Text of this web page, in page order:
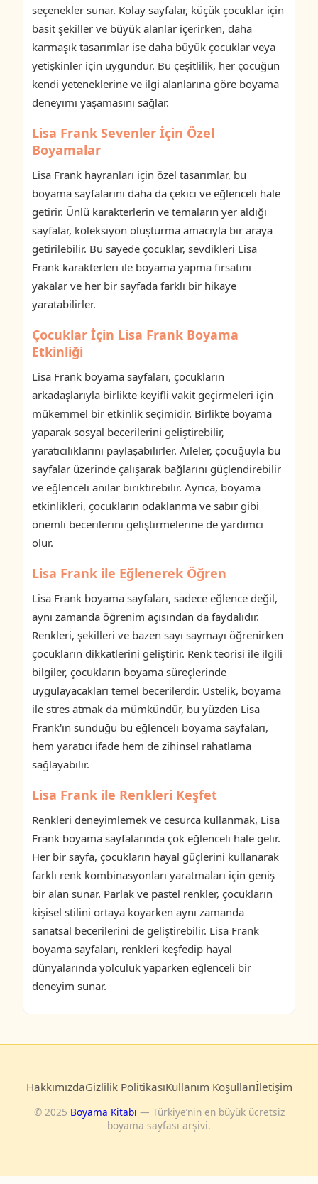
seçenekler sunar. Kolay sayfalar, küçük çocuklar için
basit şekiller ve büyük alanlar içerirken, daha
karmaşık tasarımlar ise daha büyük çocuklar veya
yetişkinler için uygundur. Bu çeşitlilik, her çocuğun
kendi yeteneklerine ve ilgi alanlarına göre boyama
deneyimi yaşamasını sağlar.
Lisa Frank Sevenler İçin Özel
Boyamalar
Lisa Frank hayranları için özel tasarımlar, bu
boyama sayfalarını daha da çekici ve eğlenceli hale
getirir. Ünlü karakterlerin ve temaların yer aldığı
sayfalar, koleksiyon oluşturma amacıyla bir araya
getirilebilir. Bu sayede çocuklar, sevdikleri Lisa
Frank karakterleri ile boyama yapma fırsatını
yakalar ve her bir sayfada farklı bir hikaye
yaratabilirler.
Çocuklar İçin Lisa Frank Boyama
Etkinliği
Lisa Frank boyama sayfaları, çocukların
arkadaşlarıyla birlikte keyifli vakit geçirmeleri için
mükemmel bir etkinlik seçimidir. Birlikte boyama
yaparak sosyal becerilerini geliştirebilir,
yaratıcılıklarını paylaşabilirler. Aileler, çocuğuyla bu
sayfalar üzerinde çalışarak bağlarını güçlendirebilir
ve eğlenceli anılar biriktirebilir. Ayrıca, boyama
etkinlikleri, çocukların odaklanma ve sabır gibi
önemli becerilerini geliştirmelerine de yardımcı
olur.
Lisa Frank ile Eğlenerek Öğren
Lisa Frank boyama sayfaları, sadece eğlence değil,
aynı zamanda öğrenim açısından da faydalıdır.
Renkleri, şekilleri ve bazen sayı saymayı öğrenirken
çocukların dikkatlerini geliştirir. Renk teorisi ile ilgili
bilgiler, çocukların boyama süreçlerinde
uygulayacakları temel becerilerdir. Üstelik, boyama
ile stres atmak da mümkündür, bu yüzden Lisa
Frank'in sunduğu bu eğlenceli boyama sayfaları,
hem yaratıcı ifade hem de zihinsel rahatlama
sağlayabilir.
Lisa Frank ile Renkleri Keşfet
Renkleri deneyimlemek ve cesurca kullanmak, Lisa
Frank boyama sayfalarında çok eğlenceli hale gelir.
Her bir sayfa, çocukların hayal güçlerini kullanarak
farklı renk kombinasyonları yaratmaları için geniş
bir alan sunar. Parlak ve pastel renkler, çocukların
kişisel stilini ortaya koyarken aynı zamanda
sanatsal becerilerini de geliştirebilir. Lisa Frank
boyama sayfaları, renkleri keşfedip hayal
dünyalarında yolculuk yaparken eğlenceli bir
deneyim sunar.
HakkımızdaGizlilik PolitikasıKullanım Koşullarıİletişim
© 2025 Boyama Kitabı — Türkiye’nin en büyük ücretsiz
boyama sayfası arşivi.